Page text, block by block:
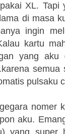
XL. Tapi
di masa
ingin
kartu
yang aku
semua
pulsaku
nomer
aku.
yang super